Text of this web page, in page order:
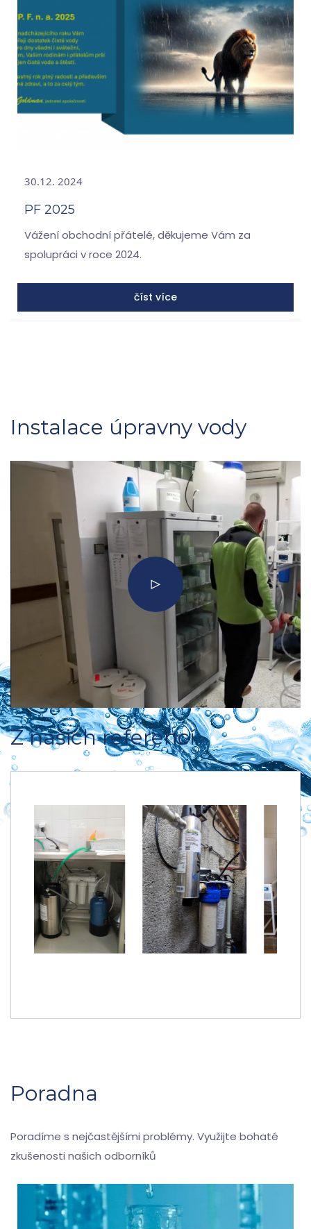
30.12. 2024
PF 2025
Vážení obchodní přátelé, děkujeme Vám za
spolupráci v roce 2024.
číst více
Instalace úpravny vody
Z našich referencí
Poradna
Poradíme s nejčastějšími problémy. Využijte bohaté
zkušenosti našich odborníků